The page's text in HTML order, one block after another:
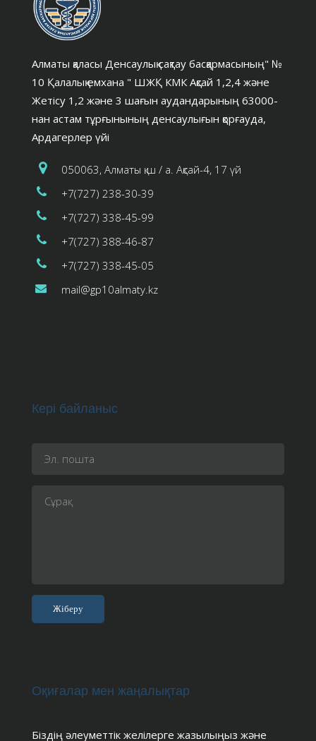
Алматы қаласы Денсаулық сақтау басқармасының" №
10 Қалалық емхана " ШЖҚ КМК Ақсай 1,2,4 және
Жетісу 1,2 және 3 шағын аудандарының 63000-
нан астам тұрғынының денсаулығын қорғауда,
Ардагерлер үйі
050063, Алматы қ.ш / а. Ақсай-4, 17 үй
+7(727) 238-30-39
+7(727) 338-45-99
+7(727) 388-46-87
+7(727) 338-45-05
mail@gp10almaty.kz
Кері байланыс
Оқиғалар мен жаңалықтар
Біздің әлеуметтік желілерге жазылыңыз және